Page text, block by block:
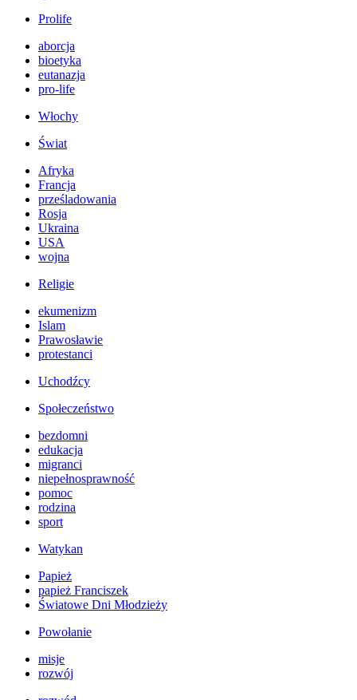
Prolife
aborcja
bioetyka
eutanazja
pro-life
Włochy
Świat
Afryka
Francja
prześladowania
Rosja
Ukraina
USA
wojna
Religie
ekumenizm
Islam
Prawosławie
protestanci
Uchodźcy
Społeczeństwo
bezdomni
edukacja
migranci
niepełnosprawność
pomoc
rodzina
sport
Watykan
Papież
papież Franciszek
Światowe Dni Młodzieży
Powołanie
misje
rozwój